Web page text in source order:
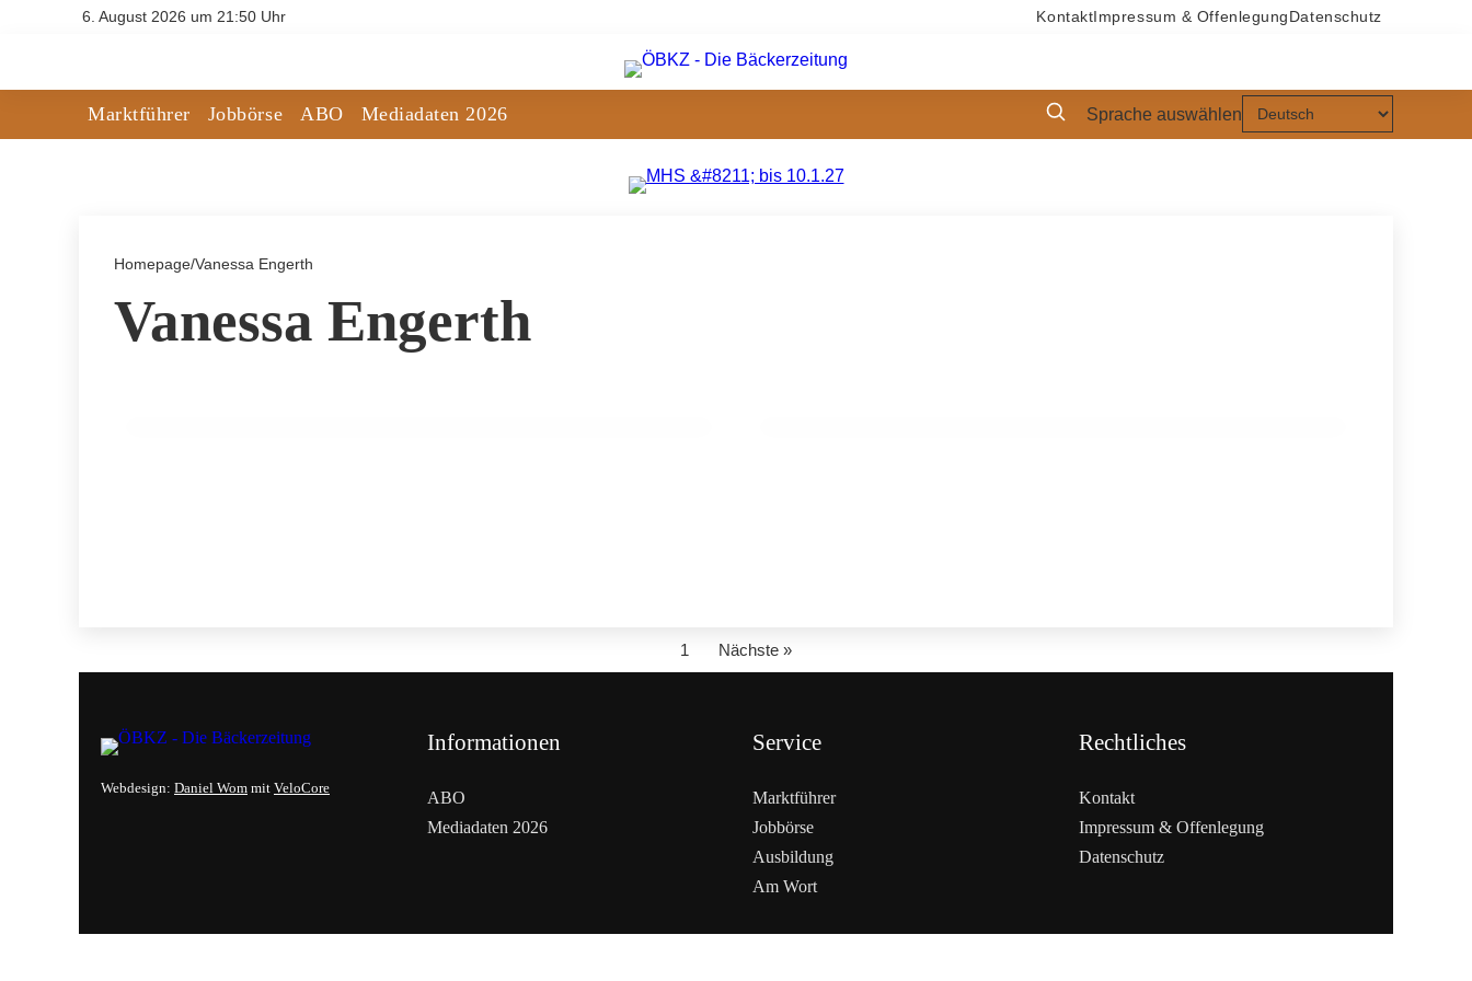
6. August 2026 um 21:50 Uhr Kontakt Impressum & Offenlegung Datenschutz
Marktführer Jobbörse ABO Mediadaten 2026 Sprache auswählen
Homepage/Vanessa Engerth
Vanessa Engerth
04. Juni 2025
1 Nächste »
Webdesign: Daniel Wom mit VeloCore
Informationen
ABO
Mediadaten 2026
Service
Marktführer
Jobbörse
Ausbildung
Am Wort
Rechtliches
Kontakt
Impressum & Offenlegung
Datenschutz